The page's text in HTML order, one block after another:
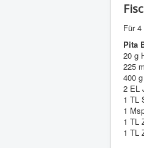
Für
Pita
20 g
225
400
2 EL
1 TL
1
1 TL
1 TL